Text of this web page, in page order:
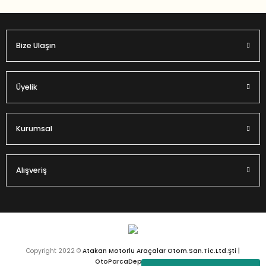
Gönder
Bize Ulaşın
Üyelik
Kurumsal
Alışveriş
Copyright 2022 © Atakan Motorlu Araçalar Otom.San.Tic.Ltd.Şti |
OtoParcaDeposu.com